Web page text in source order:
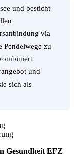
und besticht
via
zu
und
sich als
Gesundheit EFZ